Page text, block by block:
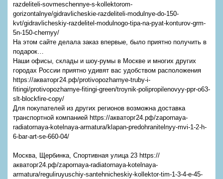
razdeliteli-sovmeschennye-s-kollektorom-
gorizontalnye/gidravlicheskie-razdeliteli-modulnye-do-150-
kvt/gidravlicheskiy-razdelitel-modulnogo-tipa-na-pyat-konturov-grm-
5n-150-chernyy/
На этом сайте делала заказ впервые, было приятно получить в
подарок…
Наши офисы, склады и шоу-румы в Москве и многих других
городах России приятно удивят вас удобством расположения
https://акваторг24.рф/protivopozharnye-truby-i-
fitingi/protivopozharnye-fitingi-green/troynik-polipropilenovyy-ppr-o63-
slt-blockfire-copy/
Для покупателей из других регионов возможна доставка
транспортной компанией https://акваторг24.рф/zapornaya-
radiatornaya-kotelnaya-armatura/klapan-predohranitelnyy-mvi-1-2-h-
6-bar-art-se-660-04/
Москва, Щербинка, Спортивная улица 23 https://
акваторг24.рф/zapornaya-radiatornaya-kotelnaya-
armatura/reguliruyuschiy-santehnicheskiy-kollektor-tim-1-3-4-e-45-